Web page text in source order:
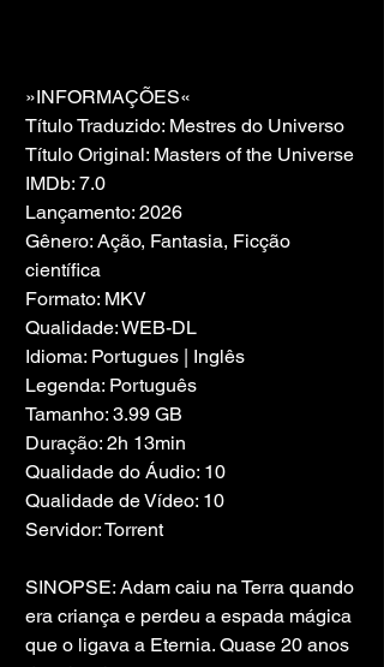
»INFORMAÇÕES«
Título Traduzido: Mestres do Universo
Título Original: Masters of the Universe
IMDb: 7.0
Lançamento: 2026
Gênero: Ação, Fantasia, Ficção
científica
Formato: MKV
Qualidade: WEB-DL
Idioma: Portugues | Inglês
Legenda: Português
Tamanho: 3.99 GB
Duração: 2h 13min
Qualidade do Áudio: 10
Qualidade de Vídeo: 10
Servidor: Torrent
SINOPSE: Adam caiu na Terra quando
era criança e perdeu a espada mágica
que o ligava a Eternia. Quase 20 anos